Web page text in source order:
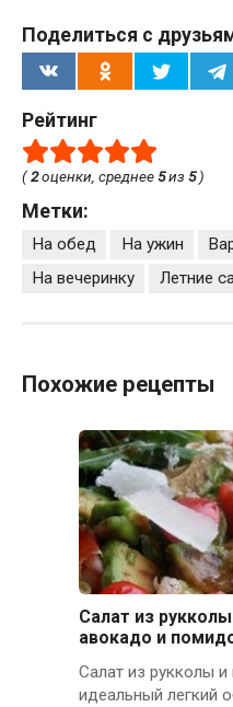
Поделиться с
Рейтинг
(2оценки, среднее5из 5)
Метки:
На обед На ужин
На вечеринку
Летние
Похожие рецепты
Салат из
авокадо и
Салат из рукколы
идеальный легкий